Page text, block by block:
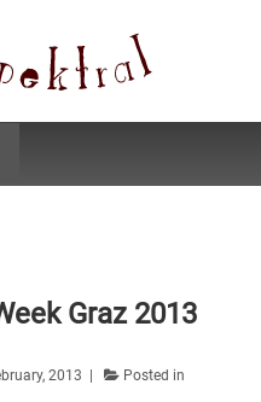
Graz 2013
2013 Posted in